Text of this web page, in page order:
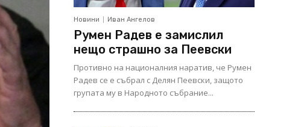
Новини Иван Ангелов
Румен Радев е замислил
нещо страшно за Пеевски
Противно на националния наратив, че Румен
Радев се е събрал с Делян Пеевски, защото
групата му в Народното събрание...